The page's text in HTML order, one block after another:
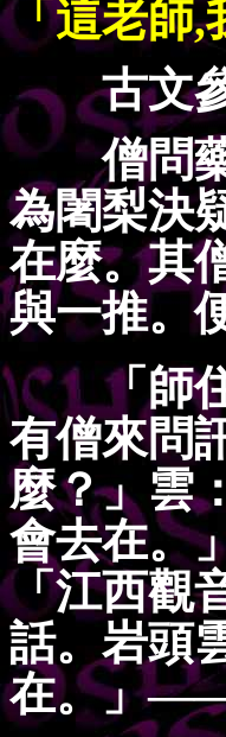
「這老師,
古文參
僧問藥山
為闍梨決
在麼。其
與一推。
「師住觀
有僧來問
麼？」雲
會去在。
「江西觀
話。岩頭
在。」——